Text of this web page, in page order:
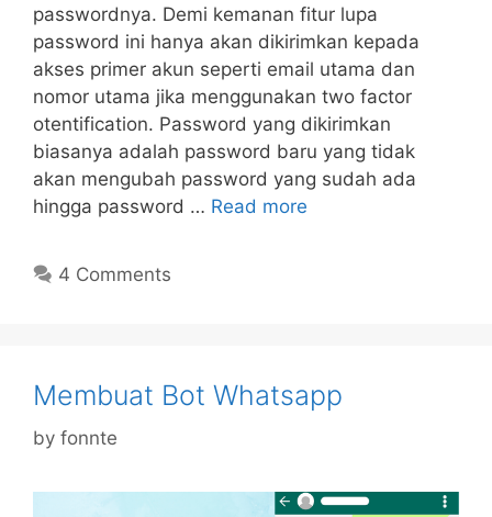
passwordnya. Demi kemanan fitur lupa
password ini hanya akan dikirimkan kepada
akses primer akun seperti email utama dan
nomor utama jika menggunakan two factor
otentification. Password yang dikirimkan
biasanya adalah password baru yang tidak
akan mengubah password yang sudah ada
hingga password … Read more
4 Comments
Membuat Bot Whatsapp
by fonnte